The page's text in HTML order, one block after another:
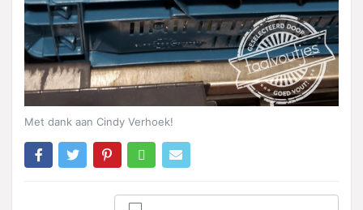
Met dank aan Cindy Verhoek!